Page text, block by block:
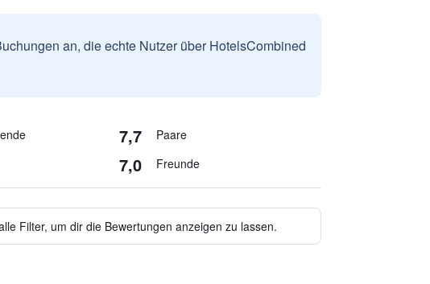
an, die echte Nutzer über HotelsCombined
7,7 Paare
7,0 Freunde
Filter, um dir die Bewertungen anzeigen zu lassen.